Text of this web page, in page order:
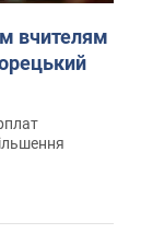
вчителям